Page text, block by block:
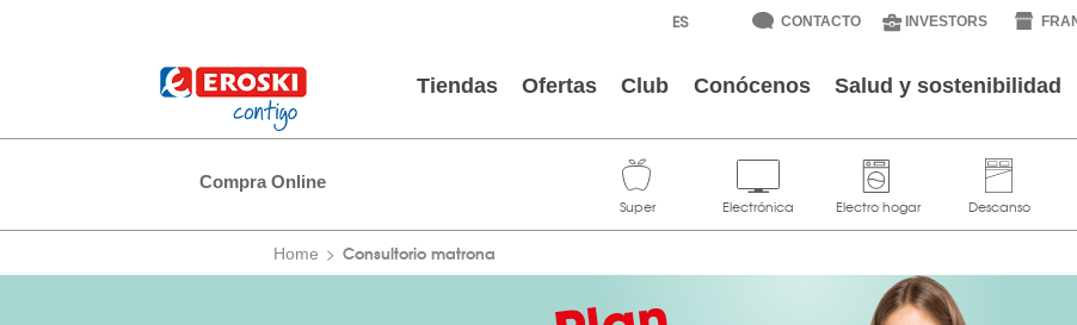
CONTACTO INVESTORS
Tiendas Ofertas Club Conócenos Salud y sostenibilidad
Compra Online
Home Consultorio matrona